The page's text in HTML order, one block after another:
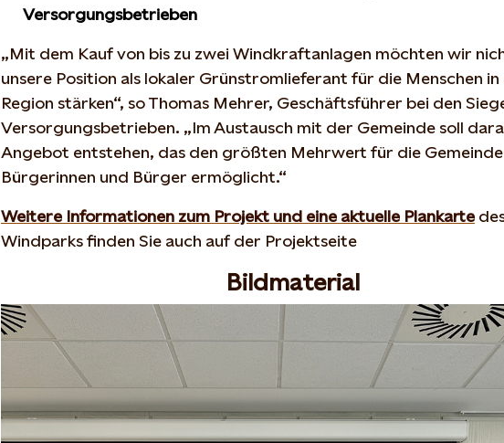
Versorgungsbetrieben
„Mit dem Kauf von bis zu zwei Windkraftanlagen möchten wir
unsere Position als lokaler Grünstromlieferant für die Menschen in
Region stärken“, so Thomas Mehrer, Geschäftsführer bei den
Versorgungsbetrieben. „Im Austausch mit der Gemeinde soll
Angebot entstehen, das den größten Mehrwert für die
Bürgerinnen und Bürger ermöglicht.“
Weitere Informationen zum Projekt und eine aktuelle Plankarte
Windparks finden Sie auch auf der Projektseite
Bildmaterial